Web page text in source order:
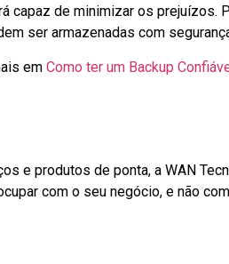
de minimizar os prejuízos.
ser armazenadas com
em Como ter um Backup
e produtos de ponta, a WAN
com o seu negócio, e não